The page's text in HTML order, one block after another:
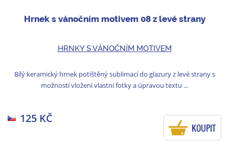
Hrnek s vánočním motivem 08 z levé strany
HRNKY S VÁNOČNÍM MOTIVEM
Bílý keramický hrnek potištěný sublimací do glazury z levé strany s
možností vložení vlastní fotky a úpravou textu ...
125 KČ
KOUPIT